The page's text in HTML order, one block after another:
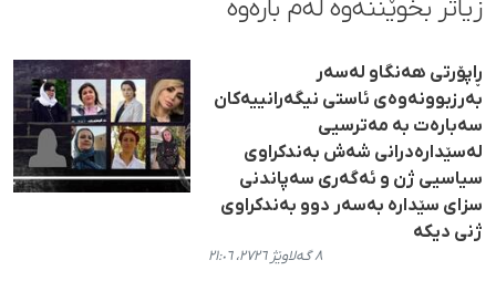
زیاتر بخوێننەوە لەم بارەوە
ڕاپۆرتی هەنگاو لەسەر
بەرزبوونەوەی ئاستی نیگەرانییەکان
سەبارەت بە مەترسیی
لەسێدارەدرانی شەش بەندکراوی
سیاسیی ژن و ئەگەری سەپاندنی
سزای سێدارە بەسەر دوو بەندکراوی
ژنی دیکە
٨ گەلاوێژ ٢٧٢٦، ٢١:٠٦